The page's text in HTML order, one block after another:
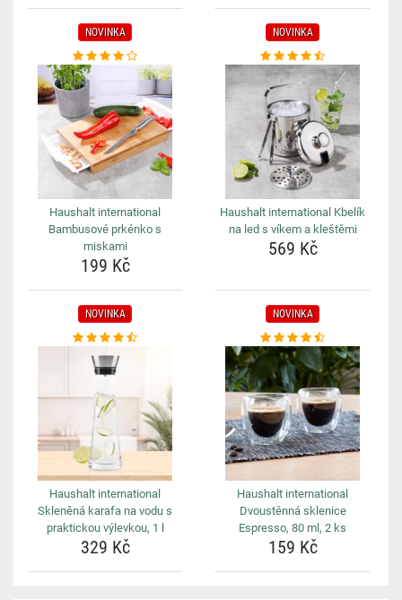
NOVINKA
Haushalt international
Bambusové prkénko s
miskami
199 Kč
NOVINKA
Haushalt international Kbelík
na led s víkem a kleštěmi
569 Kč
NOVINKA
Haushalt international
Skleněná karafa na vodu s
praktickou výlevkou, 1 l
329 Kč
NOVINKA
Haushalt international
Dvoustěnná sklenice
Espresso, 80 ml, 2 ks
159 Kč